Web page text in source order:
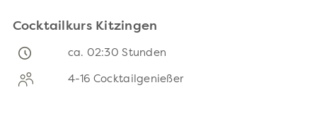
Cocktailkurs Kitzingen
ca. 02:30 Stunden
4-16 Cocktailgenießer